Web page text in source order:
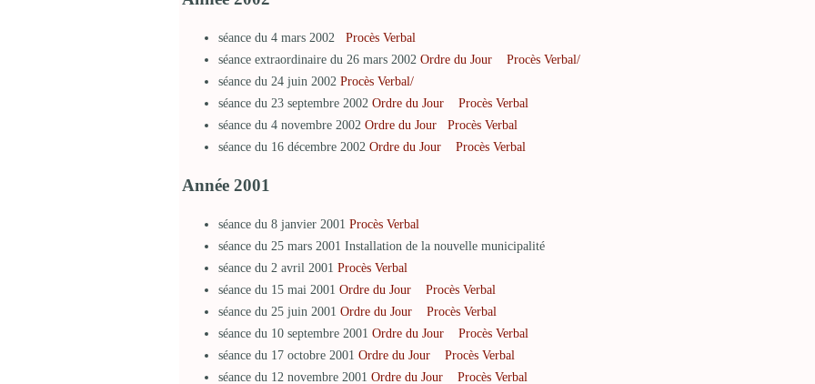
séance du 4 mars 2002 Procès Verbal
séance extraordinaire du 26 mars 2002 Ordre du Jour
Procès Verbal/
séance du 24 juin 2002 Procès Verbal/
séance du 23 septembre 2002 Ordre du Jour
Procès Verbal
séance du 4 novembre 2002 Ordre du Jour
Procès Verbal
séance du 16 décembre 2002 Ordre du Jour Procès Verbal
Année 2001
séance du 8 janvier 2001 Procès Verbal
séance du 25 mars 2001 Installation de la nouvelle municipalité
séance du 2 avril 2001 Procès Verbal
séance du 15 mai 2001 Ordre du Jour
Procès Verbal
séance du 25 juin 2001 Ordre du Jour
Procès Verbal
séance du 10 septembre 2001 Ordre du Jour
Procès Verbal
séance du 17 octobre 2001 Ordre du Jour
Procès Verbal
séance du 12 novembre 2001 Ordre du Jour Procès Verbal